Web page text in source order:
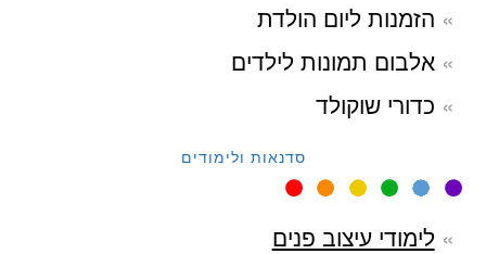
הזמנות ליום הולדת
אלבום תמונות לילדים
כדורי שוקולד
סדנאות ולימודים
לימודי עיצוב פנים